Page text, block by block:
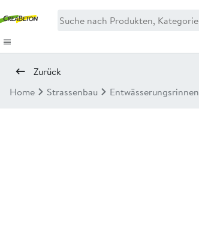
Zurück
Home
Strassenbau Entwässerungsrinnen